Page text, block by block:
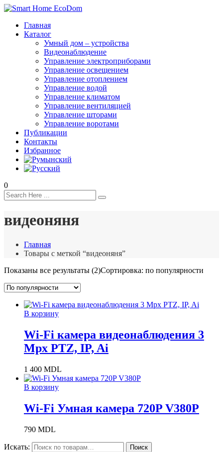
Главная
Каталог
Умный дом – устройства
Видеонаблюдение
Управление электроприборами
Управление освещением
Управление отоплением
Управление водой
Управление климатом
Управление вентиляцией
Управление шторами
Управление воротами
Публикации
Контакты
Избранное
0
видеоняня
Главная
Товары с меткой “видеоняня”
Показаны все результаты (2)Сортировка: по популярности
В корзину
Wi-Fi камера видеонаблюдения 3
Mpx PTZ, IP, Ai
1 400 MDL
В корзину
Wi-Fi Умная камера 720P V380P
790 MDL
Искать: Поиск